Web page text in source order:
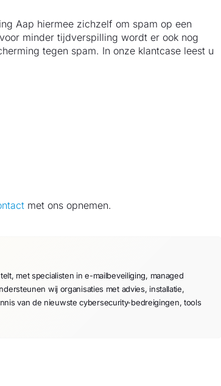
Aap hiermee zichzelf om spam op een
minder tijdverspilling wordt er ook nog
tegen spam. In onze klantcase leest u
met ons opnemen.
met specialisten in e-mailbeveiliging, managed
wij organisaties met advies, installatie,
van de nieuwste cybersecurity-bedreigingen, tools